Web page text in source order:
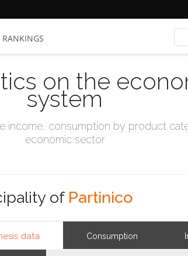
RANKINGS
on the
system
income, consumption by product
economic sector
of Partinico
data Consumption